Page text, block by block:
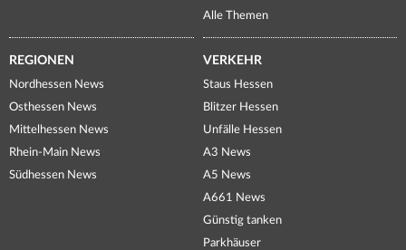
Alle Themen
REGIONEN
Nordhessen News
Osthessen News
Mittelhessen News
Rhein-Main News
Südhessen News
VERKEHR
Staus Hessen
Blitzer Hessen
Unfälle Hessen
A3 News
A5 News
A661 News
Günstig tanken
Parkhäuser